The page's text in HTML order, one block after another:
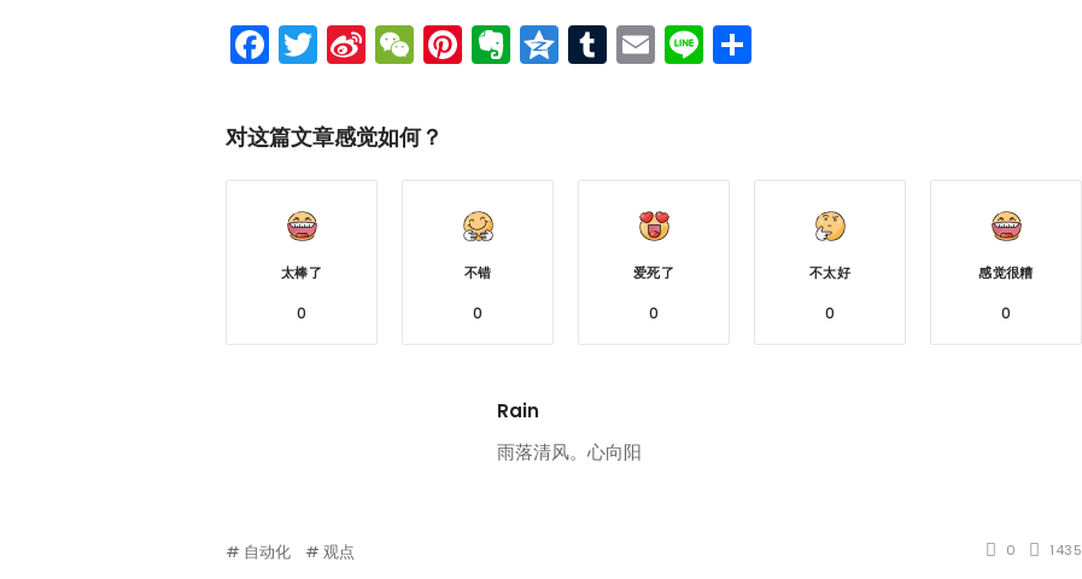
Facebook
Twitter
Sina
Weibo
WeChat
Pinterest
Evernote
Qzone
Tumblr
Email
Line
对这篇文章感觉如何？
太棒了
0
不错
0
爱死了
0
不太好
0
感觉很糟
0
Rain
雨落清风。心向阳
自动化 观点 0 1435